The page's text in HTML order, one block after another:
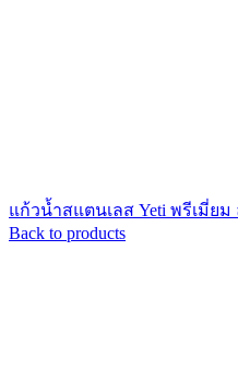
แก้วน้ำสแตนเลส Yeti พรีเมี่ยม
Back to products